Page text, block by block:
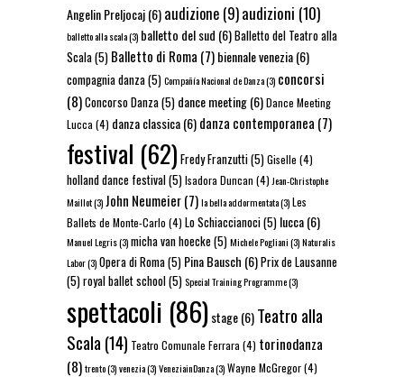
Angelin Preljocaj(6)audizione (9)audizioni (10)
balletto alla scala(3) balletto del sud (6)Balletto del Teatro alla
Scala(5) Balletto di Roma (7)biennale venezia(6)
compagnia danza(5)Compañía Nacional de Danza(3) concorsi
(8)Concorso Danza(5) dance meeting(6)Dance Meeting
Lucca (4) danza classica(6)danza contemporanea (7)
festival (62) Fredy Franzutti(5)Giselle (4)
holland dance festival(5)Isadora Duncan (4) Jean-Christophe
Maillot(3)John Neumeier(7)la bella addormentata(3)Les
Ballets de Monte-Carlo (4) Lo Schiaccianoci(5) lucca(6)
Manuel Legris(3)micha van hoecke(5)Michele Pogliani(3)Naturalis
Labor(3)Opera di Roma(5) Pina Bausch (6)Prix de Lausanne
(5)royal ballet school(5)Special Training Programme(3)
spettacoli (86)stage(6)Teatro alla
Scala (14) Teatro Comunale Ferrara (4) torinodanza
(8)trento(3)venezia(3)VeneziainDanza(3)Wayne McGregor(4)